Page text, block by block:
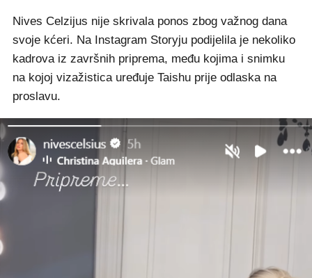
Nives Celzijus nije skrivala ponos zbog važnog dana
svoje kćeri. Na Instagram Storyju podijelila je nekoliko
kadrova iz završnih priprema, među kojima i snimku
na kojoj vizažistica uređuje Taishu prije odlaska na
proslavu.